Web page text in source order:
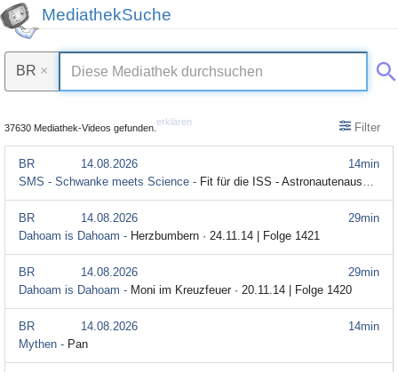
MediathekSuche
BR ×
37630 Mediathek-Videos gefunden.
erklären Filter
14min
BR
14.08.2026
SMS - Schwanke meets Science - Fit für die ISS - Astronautenausbildung in Köln (5/5)
29min
BR
14.08.2026
Dahoam is Dahoam - Herzbumbern · 24.11.14 | Folge 1421
29min
BR
14.08.2026
Dahoam is Dahoam - Moni im Kreuzfeuer · 20.11.14 | Folge 1420
14min
BR
14.08.2026
Mythen - Pan